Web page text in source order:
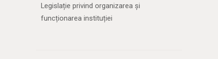
Legislație privind organizarea și
funcționarea instituției